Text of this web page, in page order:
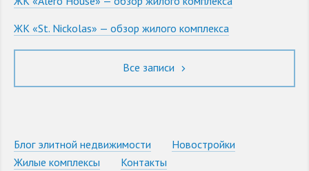
ЖК «St. Nickolas» — обзор жилого комплекса
Все записи
Блог элитной недвижимости
Новостройки
Жилые комплексы
Контакты